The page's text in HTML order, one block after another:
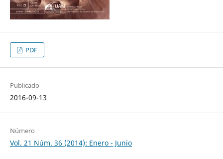
PDF
Publicado
2016-09-13
Número
Vol. 21 Núm. 36 (2014): Enero - Junio